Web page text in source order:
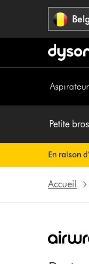
Petite
En raison
rien à faire
Accueil